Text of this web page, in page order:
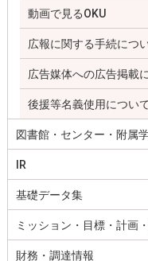
動画で見るOKU
広報に関する手続につ
広告媒体への広告掲載
後援等名義使用につい
図書館・センター・附属
IR
基礎データ集
ミッション・目標・計画
財務・調達情報